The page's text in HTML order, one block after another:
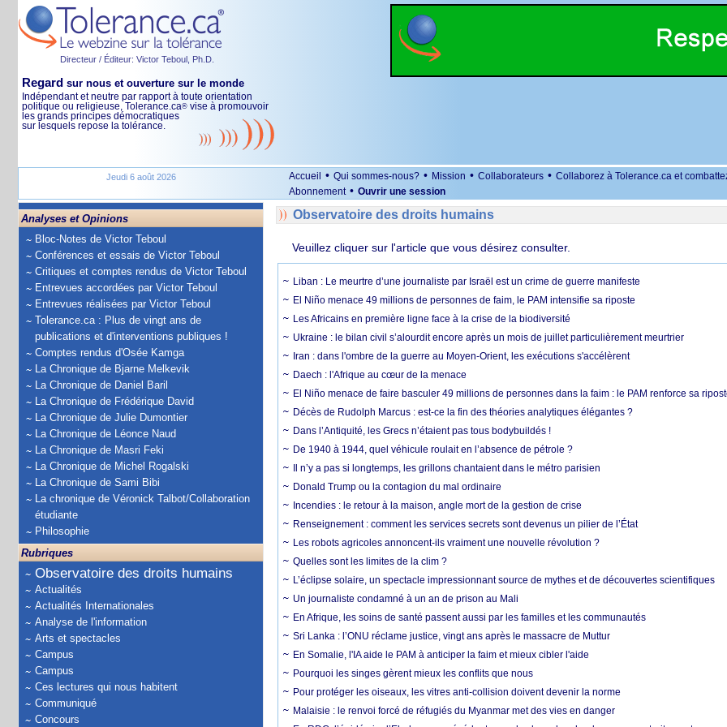
Directeur / Éditeur: Victor Teboul, Ph.D.
Regard sur nous et ouverture sur le monde
Indépendant et neutre par rapport à toute orientation
politique ou religieuse, Tolerance.ca® vise à promouvoir
les grands principes démocratiques
sur lesquels repose la tolérance.
Jeudi 6 août 2026 Accueil • Qui sommes-nous? • Mission • Collaborateurs • Collaborez à Tolerance.ca et
Abonnement • Ouvrir une session
Analyses et Opinions
Bloc-Notes de Victor Teboul
Conférences et essais de Victor Teboul
Critiques et comptes rendus de Victor Teboul
Entrevues accordées par Victor Teboul
Entrevues réalisées par Victor Teboul
Tolerance.ca : Plus de vingt ans de
publications et d'interventions publiques !
Comptes rendus d'Osée Kamga
La Chronique de Bjarne Melkevik
La Chronique de Daniel Baril
La Chronique de Frédérique David
La Chronique de Julie Dumontier
La Chronique de Léonce Naud
La Chronique de Masri Feki
La Chronique de Michel Rogalski
La Chronique de Sami Bibi
La chronique de Véronick Talbot/Collaboration
étudiante
Philosophie
Rubriques
Observatoire des droits humains
Actualités
Actualités Internationales
Analyse de l'information
Arts et spectacles
Campus
Campus
Ces lectures qui nous habitent
Communiqué
Concours
Observatoire des droits humains
Veuillez cliquer sur l'article que vous désirez consulter.
Liban : Le meurtre d’une journaliste par Israël est un crime de guerre manifeste
El Niño menace 49 millions de personnes de faim, le PAM intensifie sa riposte
Les Africains en première ligne face à la crise de la biodiversité
Ukraine : le bilan civil s’alourdit encore après un mois de juillet particulièrement meurtrier
Iran : dans l'ombre de la guerre au Moyen-Orient, les exécutions s'accélèrent
Daech : l'Afrique au cœur de la menace
El Niño menace de faire basculer 49 millions de personnes dans la faim : le PAM renforce sa
Décès de Rudolph Marcus : est-ce la fin des théories analytiques élégantes ?
Dans l’Antiquité, les Grecs n’étaient pas tous bodybuildés !
De 1940 à 1944, quel véhicule roulait en l’absence de pétrole ?
Il n’y a pas si longtemps, les grillons chantaient dans le métro parisien
Donald Trump ou la contagion du mal ordinaire
Incendies : le retour à la maison, angle mort de la gestion de crise
Renseignement : comment les services secrets sont devenus un pilier de l’État
Les robots agricoles annoncent-ils vraiment une nouvelle révolution ?
Quelles sont les limites de la clim ?
L’éclipse solaire, un spectacle impressionnant source de mythes et de découvertes scientifiques
Un journaliste condamné à un an de prison au Mali
En Afrique, les soins de santé passent aussi par les familles et les communautés
Sri Lanka : l’ONU réclame justice, vingt ans après le massacre de Muttur
En Somalie, l'IA aide le PAM à anticiper la faim et mieux cibler l'aide
Pourquoi les singes gèrent mieux les conflits que nous
Pour protéger les oiseaux, les vitres anti-collision doivent devenir la norme
Malaisie : le renvoi forcé de réfugiés du Myanmar met des vies en danger